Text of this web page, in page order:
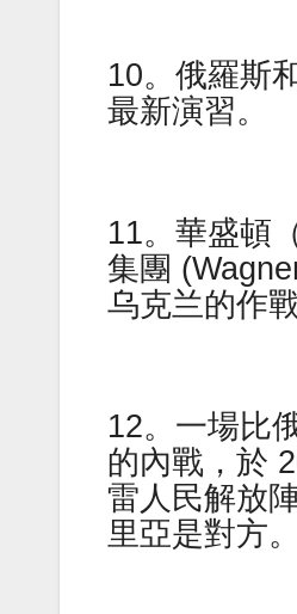
10。俄羅斯
最新演習。
11。華盛頓
集團
乌克兰的作戰
12。一場比
的內戰，於
雷人民解放
里亞是對方。